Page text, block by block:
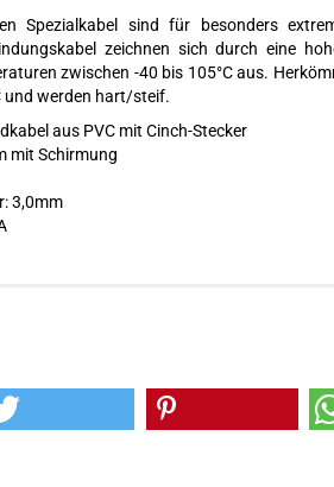
Spezialkabel sind für besonders
zeichnen sich durch eine
zwischen -40 bis 105°C aus.
und werden hart/steif.
aus PVC mit Cinch-Stecker
mit Schirmung
3,0mm